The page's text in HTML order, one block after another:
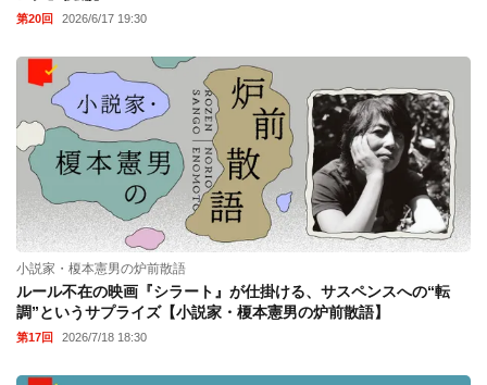
第20回 2026/6/17 19:30
小説家・榎本憲男の炉前散語
ルール不在の映画『シラート』が仕掛ける、サスペンスへの“転
調”というサプライズ【小説家・榎本憲男の炉前散語】
第17回 2026/7/18 18:30